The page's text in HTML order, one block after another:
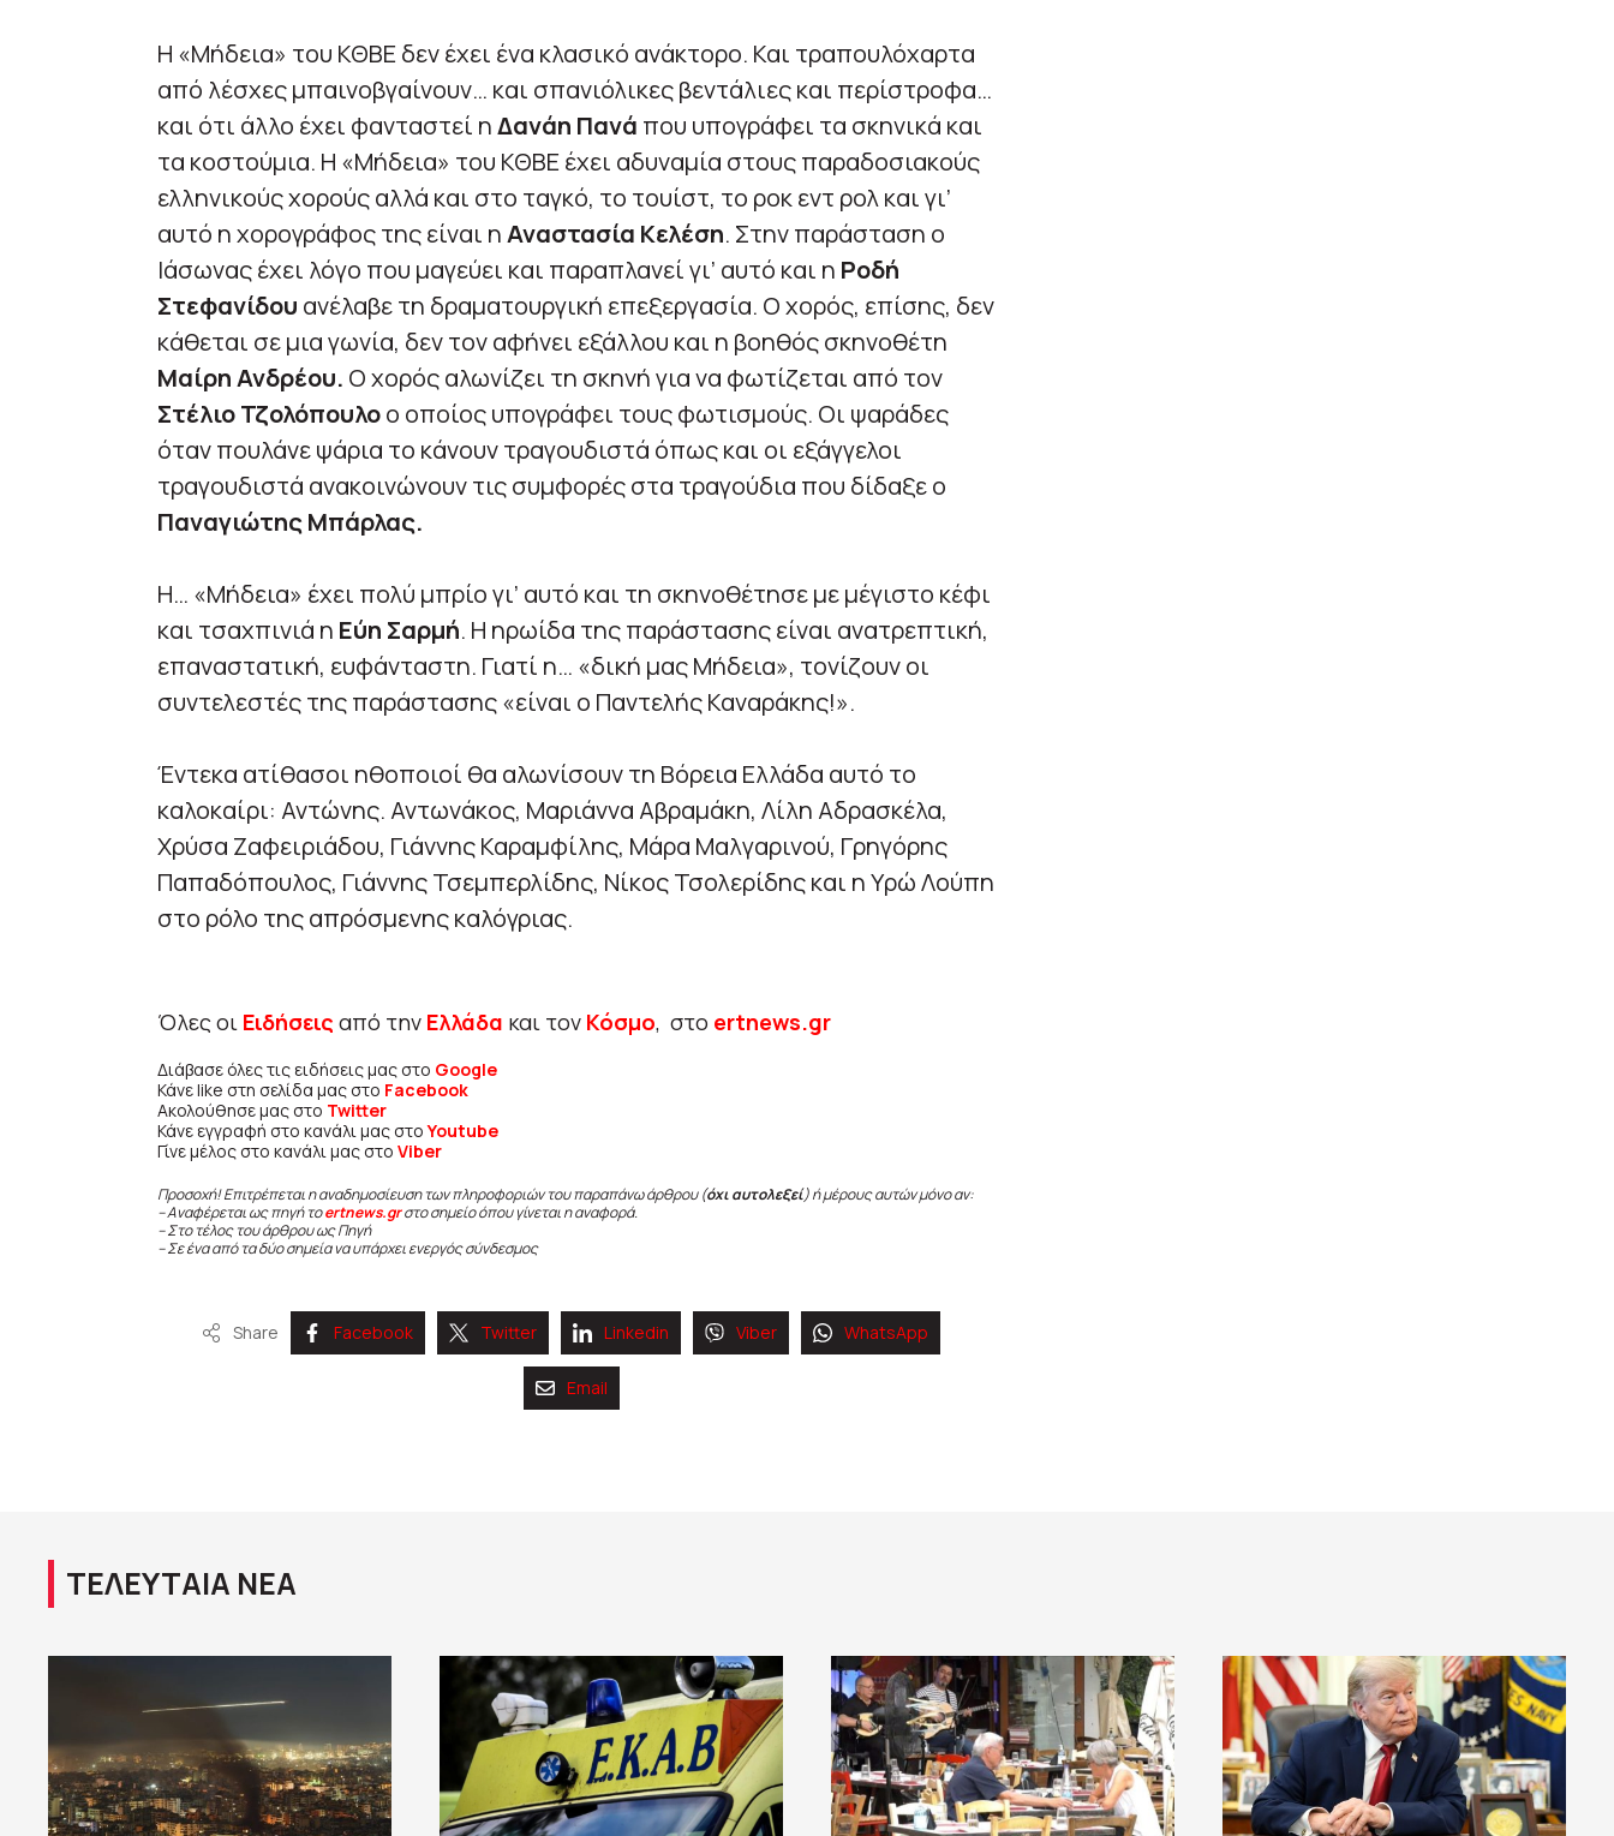
Η «Μήδεια» του ΚΘΒΕ δεν έχει ένα κλασικό ανάκτορο. Και τραπουλόχαρτα
από λέσχες μπαινοβγαίνουν… και σπανιόλικες βεντάλιες και περίστροφα…
και ότι άλλο έχει φανταστεί ηΔανάη Πανά που υπογράφει τα σκηνικά και
τα κοστούμια. Η «Μήδεια» του ΚΘΒΕ έχει αδυναμία στους παραδοσιακούς
ελληνικούς χορούς αλλά και στο ταγκό, το τουίστ, το ροκ εντ ρολ και γι’
αυτό η χορογράφος της είναι ηΑναστασία Κελέση. Στην παράσταση ο
Ιάσωνας έχει λόγο που μαγεύει και παραπλανεί γι’ αυτό και η Ροδή
Στεφανίδου ανέλαβε τη δραματουργική επεξεργασία. Ο χορός, επίσης, δεν
κάθεται σε μια γωνία, δεν τον αφήνει εξάλλου και η βοηθός σκηνοθέτη
Μαίρη Ανδρέου. Ο χορός αλωνίζει τη σκηνή για να φωτίζεται από τον
Στέλιο Τζολόπουλοο οποίος υπογράφει τους φωτισμούς. Οι ψαράδες
όταν πουλάνε ψάρια το κάνουν τραγουδιστά όπως και οι εξάγγελοι
τραγουδιστά ανακοινώνουν τις συμφορές στα τραγούδια που δίδαξε ο
Παναγιώτης Μπάρλας.
Η… «Μήδεια» έχει πολύ μπρίο γι’ αυτό και τη σκηνοθέτησε με μέγιστο κέφι
και τσαχπινιά η Εύη Σαρμή. Η ηρωίδα της παράστασης είναι ανατρεπτική,
επαναστατική, ευφάνταστη. Γιατί η… «δική μας Μήδεια», τονίζουν οι
συντελεστές της παράστασης «είναι ο Παντελής Καναράκης!».
Έντεκα ατίθασοι ηθοποιοί θα αλωνίσουν τη Βόρεια Ελλάδα αυτό το
καλοκαίρι: Αντώνης. Αντωνάκος, Μαριάννα Αβραμάκη, Λίλη Αδρασκέλα,
Χρύσα Ζαφειριάδου, Γιάννης Καραμφίλης, Μάρα Μαλγαρινού, Γρηγόρης
Παπαδόπουλος, Γιάννης Τσεμπερλίδης, Νίκος Τσολερίδης και η Υρώ Λούπη
στο ρόλο της απρόσμενης καλόγριας.
Όλες οι Ειδήσεις από την Ελλάδα και τον Κόσμο, στο ertnews.gr
Διάβασε όλες τις ειδήσεις μας στο Google
Κάνε like στη σελίδα μας στο Facebook
Ακολούθησε μας στο Twitter
Κάνε εγγραφή στο κανάλι μας στοYoutube
Γίνε μέλος στο κανάλι μας στο Viber
Προσοχή! Επιτρέπεται η αναδημοσίευση των πληροφοριών του παραπάνω άρθρου (όχι αυτολεξεί) ή μέρους αυτών μόνο αν:
– Αναφέρεται ως πηγή τοertnews.gr στο σημείο όπου γίνεται η αναφορά.
– Στο τέλος του άρθρου ως Πηγή
– Σε ένα από τα δύο σημεία να υπάρχει ενεργός σύνδεσμος
Share Facebook Twitter Linkedin Viber WhatsApp
Email
ΤΕΛΕΥΤΑΙΑ ΝΕΑ